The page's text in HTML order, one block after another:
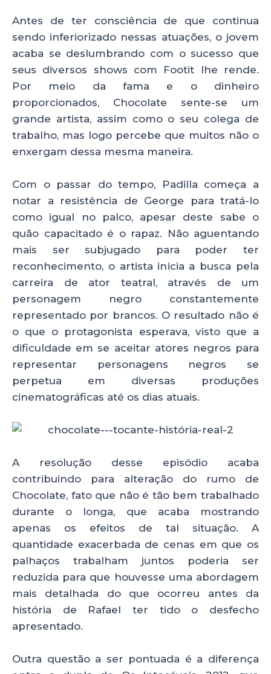
Antes de ter consciência de que continua
sendo inferiorizado nessas atuações, o jovem
acaba se deslumbrando com o sucesso que
seus diversos shows com Footit lhe rende.
Por meio da fama e o dinheiro
proporcionados, Chocolate sente-se um
grande artista, assim como o seu colega de
trabalho, mas logo percebe que muitos não o
enxergam dessa mesma maneira.
Com o passar do tempo, Padilla começa a
notar a resistência de George para tratá-lo
como igual no palco, apesar deste sabe o
quão capacitado é o rapaz. Não aguentando
mais ser subjugado para poder ter
reconhecimento, o artista inicia a busca pela
carreira de ator teatral, através de um
personagem negro constantemente
representado por brancos. O resultado não é
o que o protagonista esperava, visto que a
dificuldade em se aceitar atores negros para
representar personagens negros se
perpetua em diversas produções
cinematográficas até os dias atuais.
A resolução desse episódio acaba
contribuindo para alteração do rumo de
Chocolate, fato que não é tão bem trabalhado
durante o longa, que acaba mostrando
apenas os efeitos de tal situação. A
quantidade exacerbada de cenas em que os
palhaços trabalham juntos poderia ser
reduzida para que houvesse uma abordagem
mais detalhada do que ocorreu antes da
história de Rafael ter tido o desfecho
apresentado.
Outra questão a ser pontuada é a diferença